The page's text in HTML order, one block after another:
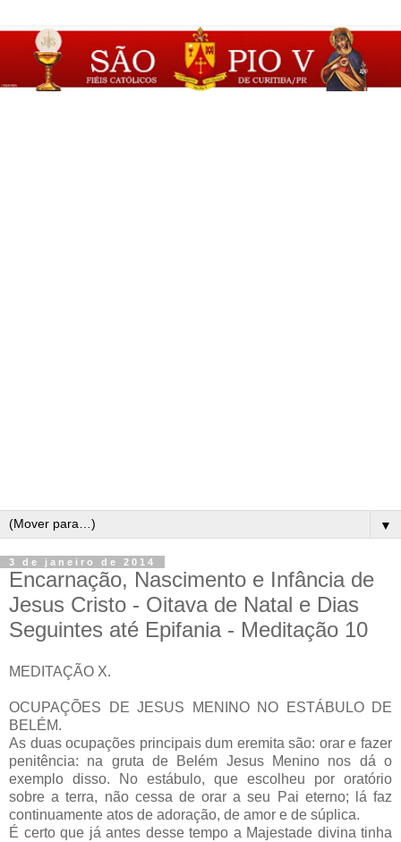
▼
3 de janeiro de 2014
Encarnação, Nascimento e Infância de
Jesus Cristo - Oitava de Natal e Dias
Seguintes até Epifania - Meditação 10
MEDITAÇÃO X.
OCUPAÇÕES DE JESUS MENINO NO ESTÁBULO DE
BELÉM.
As duas ocupações principais dum eremita são: orar e fazer
penitência: na gruta de Belém Jesus Menino nos dá o
exemplo disso. No estábulo, que escolheu por oratório
sobre a terra, não cessa de orar a seu Pai eterno; lá faz
continuamente atos de adoração, de amor e de súplica.
É certo que já antes desse tempo a Majestade divina tinha